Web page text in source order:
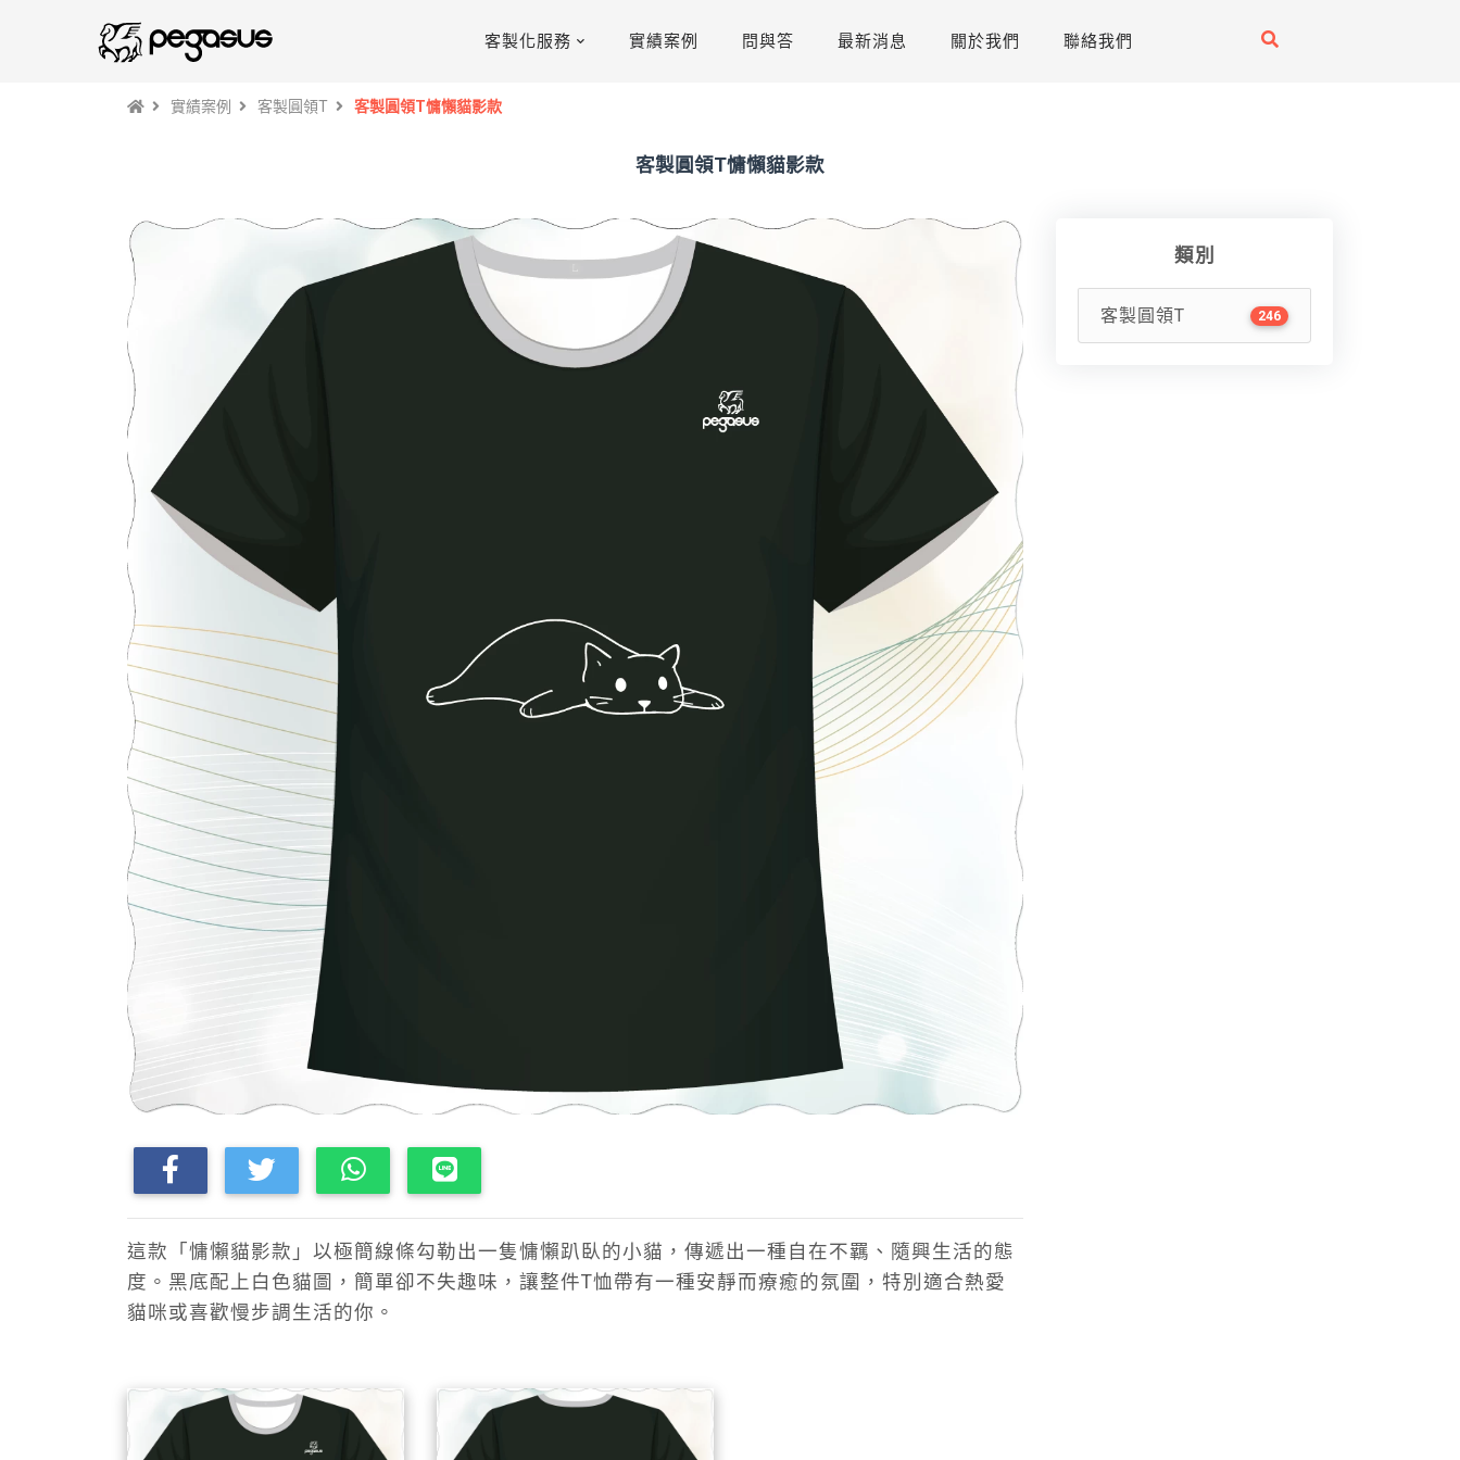
客製化服務 實績案例 問與答 最新消息 關於我們 聯絡我們
實績案例 客製圓領T 客製圓領T慵懶貓影款
客製圓領T慵懶貓影款
這款「慵懶貓影款」以極簡線條勾勒出一隻慵懶趴臥的小貓，傳遞出一種自在不羈、隨興生活的態
度。黑底配上白色貓圖，簡單卻不失趣味，讓整件T恤帶有一種安靜而療癒的氛圍，特別適合熱愛
貓咪或喜歡慢步調生活的你。
類別
客製圓領T 246